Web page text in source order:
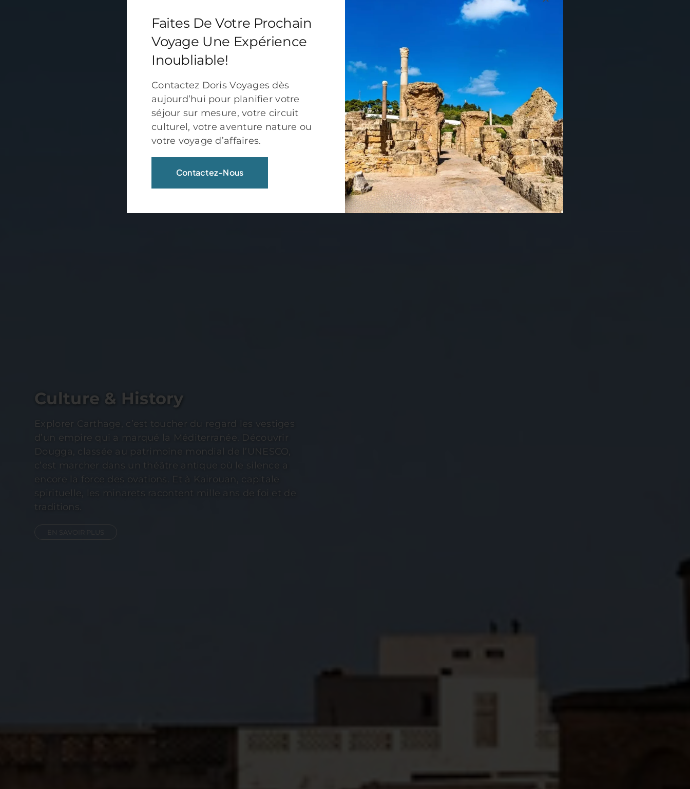
Culture & History
Explorer Carthage, c’est toucher du regard les vestiges
d’un empire qui a marqué la Méditerranée. Découvrir
Dougga, classée au patrimoine mondial de l’UNESCO,
c’est marcher dans un théâtre antique où le silence a
encore la force des ovations. Et à Kairouan, capitale
spirituelle, les minarets racontent mille ans de foi et de
traditions.
EN SAVOIR PLUS
Faites De Votre Prochain
Voyage Une Expérience
Inoubliable!
Contactez Doris Voyages dès
aujourd’hui pour planifier votre
séjour sur mesure, votre circuit
culturel, votre aventure nature ou
votre voyage d’affaires.
Contactez-Nous